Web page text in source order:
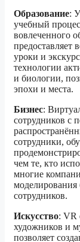
Образование:
учебный
вовлеченного
предоставляет
уроки и
технологии
и биологии,
эпохи и места.
Бизнес:
сотрудников с
сотрудники,
чем те, кто
многие
моделирования
сотрудников.
Искусство: VR
художников и
позволяет